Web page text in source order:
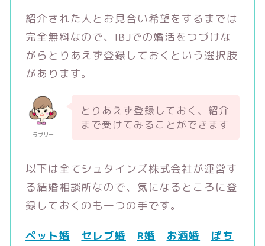
紹介された人とお見合い希望をするまでは
完全無料なので、IBJでの婚活をつづけな
がらとりあえず登録しておくという選択肢
があります。
ラブリー
とりあえず登録しておく、紹介
まで受けてみることができます
以下は全てシュタインズ株式会社が運営す
る結婚相談所なので、気になるところに登
録しておくのも一つの手です。
ペット婚 セレブ婚 R婚 お酒婚
ぽち